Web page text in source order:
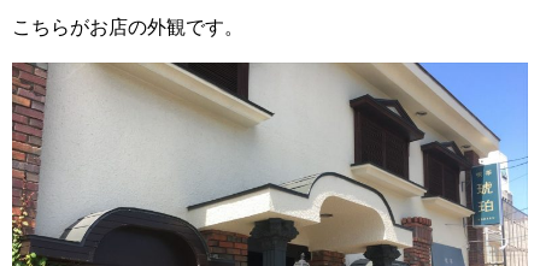
こちらがお店の外観です。